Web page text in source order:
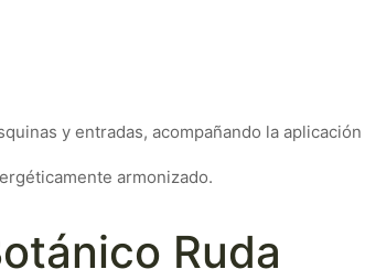
y entradas, acompañando la
armonizado.
Ruda